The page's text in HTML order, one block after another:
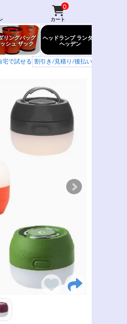
0
カート
リングバッグ
シュ ザック
ヘッドランプ ランタン
ヘッデン
宅で試せる 割引き/見積り/後払い